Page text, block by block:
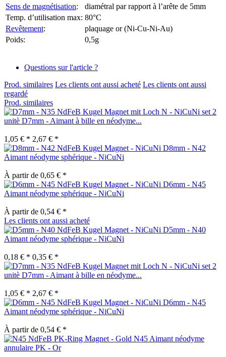
Sens de magnétisation:
diamétral par rapport à l’arête de 5mm
Temp. d’utilisation max: 80°C
Revêtement:
plaquage or (Ni-Cu-Ni-Au)
Poids:
0,5g
Questions sur l'article ?
Prod. similaires Les clients ont aussi acheté Les clients ont aussi
regardé
Prod. similaires
set 2
unitè D7mm - Aimant à bille en néodyme...
1,05 € * 2,67 € *
D8mm - N42
Aimant néodyme sphérique - NiCuNi
À partir de 0,65 € *
D6mm - N45
Aimant néodyme sphérique - NiCuNi
À partir de 0,54 € *
Les clients ont aussi acheté
D5mm - N40
Aimant néodyme sphérique - NiCuNi
0,18 € * 0,35 € *
set 2
unitè D7mm - Aimant à bille en néodyme...
1,05 € * 2,67 € *
D6mm - N45
Aimant néodyme sphérique - NiCuNi
À partir de 0,54 € *
N45 Aimant néodyme
annulaire PK - Or